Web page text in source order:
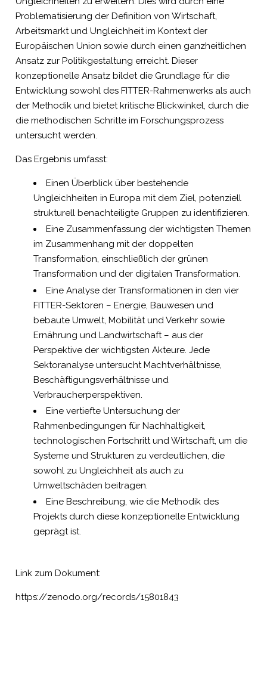
Problematisierung der Definition von Wirtschaft,
Arbeitsmarkt und Ungleichheit im Kontext der
Europäischen Union sowie durch einen ganzheitlichen
Ansatz zur Politikgestaltung erreicht. Dieser
konzeptionelle Ansatz bildet die Grundlage für die
Entwicklung sowohl des FITTER-Rahmenwerks als auch
der Methodik und bietet kritische Blickwinkel, durch die
die methodischen Schritte im Forschungsprozess
untersucht werden.
Das Ergebnis umfasst:
Einen Überblick über bestehende
Ungleichheiten in Europa mit dem Ziel, potenziell
strukturell benachteiligte Gruppen zu identifizieren.
Eine Zusammenfassung der wichtigsten Themen
im Zusammenhang mit der doppelten
Transformation, einschließlich der grünen
Transformation und der digitalen Transformation.
Eine Analyse der Transformationen in den vier
FITTER-Sektoren – Energie, Bauwesen und
bebaute Umwelt, Mobilität und Verkehr sowie
Ernährung und Landwirtschaft – aus der
Perspektive der wichtigsten Akteure. Jede
Sektoranalyse untersucht Machtverhältnisse,
Beschäftigungsverhältnisse und
Verbraucherperspektiven.
Eine vertiefte Untersuchung der
Rahmenbedingungen für Nachhaltigkeit,
technologischen Fortschritt und Wirtschaft, um die
Systeme und Strukturen zu verdeutlichen, die
sowohl zu Ungleichheit als auch zu
Umweltschäden beitragen.
Eine Beschreibung, wie die Methodik des
Projekts durch diese konzeptionelle Entwicklung
geprägt ist.
Link zum Dokument:
https://zenodo.org/records/15801843